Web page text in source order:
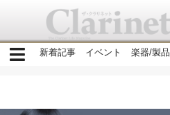
新着記事 イベント 楽器/製品